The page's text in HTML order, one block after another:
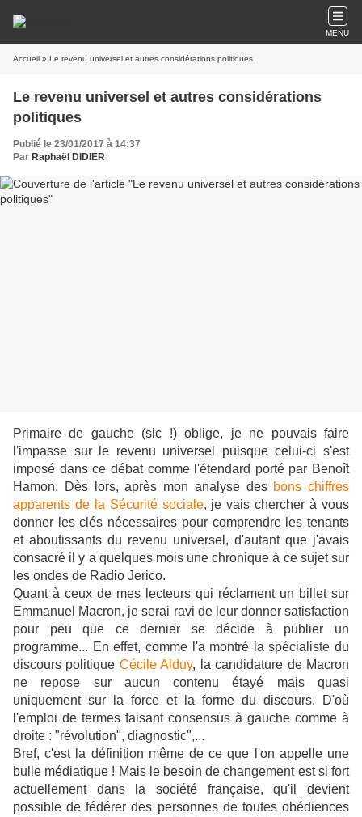
MENU
Accueil » Le revenu universel et autres considérations politiques
Le revenu universel et autres considérations
politiques
Publié le 23/01/2017 à 14:37
Par Raphaël DIDIER
Primaire de gauche (sic !) oblige, je ne pouvais faire
l'impasse sur le revenu universel puisque celui-ci s'est
imposé dans ce débat comme l'étendard porté par Benoît
Hamon. Dès lors, après mon analyse des bons chiffres
apparents de la Sécurité sociale, je vais chercher à vous
donner les clés nécessaires pour comprendre les tenants
et aboutissants du revenu universel, d'autant que j'avais
consacré il y a quelques mois une chronique à ce sujet sur
les ondes de Radio Jerico.
Quant à ceux de mes lecteurs qui réclament un billet sur
Emmanuel Macron, je serai ravi de leur donner satisfaction
pour peu que ce dernier se décide à publier un
programme... En effet, comme l'a montré la spécialiste du
discours politique Cécile Alduy, la candidature de Macron
ne repose sur aucun contenu étayé mais quasi
uniquement sur la force et la forme du discours. D'où
l'emploi de termes faisant consensus à gauche comme à
droite : "révolution", diagnostic",...
Bref, c'est la définition même de ce que l'on appelle une
bulle médiatique ! Mais le besoin de changement est si fort
actuellement dans la société française, qu'il devient
possible de fédérer des personnes de toutes obédiences